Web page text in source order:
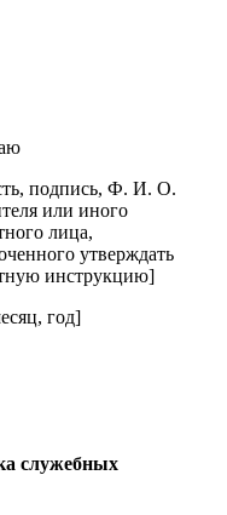
подпись, Ф. И. О.
или иного
лица,
утверждать
инструкцию]
год]
служебных